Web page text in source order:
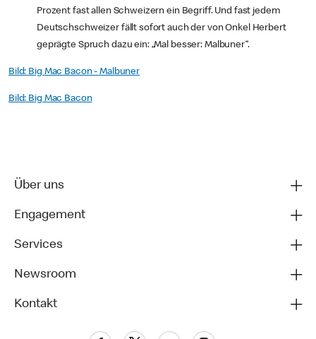
Prozent fast allen Schweizern ein Begriff. Und fast jedem
Deutschschweizer fällt sofort auch der von Onkel Herbert
geprägte Spruch dazu ein: „Mal besser: Malbuner“.
Bild: Big Mac Bacon - Malbuner
Bild: Big Mac Bacon
Über uns
Engagement
Services
Newsroom
Kontakt